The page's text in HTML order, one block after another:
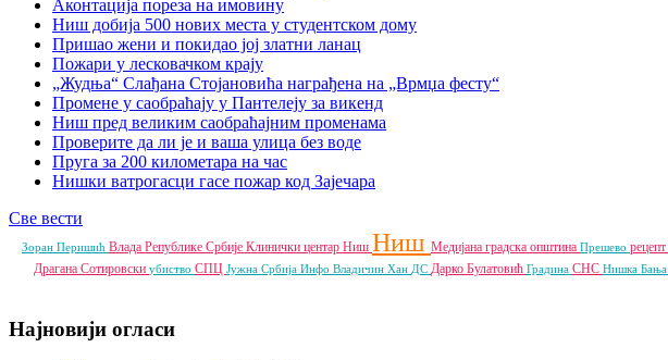
Аконтација пореза на имовину
Ниш добија 500 нових места у студентском дому
Пришао жени и покидао јој златни ланац
Пожари у лесковачком крају
„Жудња“ Слађана Стојановића награђена на „Врмџа фесту“
Промене у саобраћају у Пантелеју за викенд
Ниш пред великим саобраћајним променама
Проверите да ли је и ваша улица без воде
Пруга за 200 километара на час
Нишки ватрогасци гасе пожар код Зајечара
Све вести
Зоран Перишић Влада Републике Србије Клинички центар Ниш Ниш Медијана градска општина Прешево рецепт
Драгана Сотировски убиство СПЦ Јужна Србија Инфо Владичин Хан ДС Дарко Булатовић Градина СНС Нишка Бања
Најновији огласи